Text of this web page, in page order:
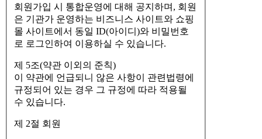
회원가입 시 통합운영에 대해 공지하며, 회원
은 기관가 운영하는 비즈니스 사이트와 쇼핑
몰 사이트에서 동일 ID(아이디)와 비밀번호
로 로그인하여 이용하실 수 있습니다.
제 5조(약관 이외의 준칙)
이 약관에 언급되니 않은 사항이 관련법령에
규정되어 있는 경우 그 규정에 따라 적용될
수 있습니다.
제 2절 회원